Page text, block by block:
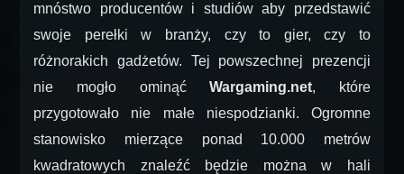
mnóstwo producentów i studiów aby przedstawić
swoje perełki w branży, czy to gier, czy to
różnorakich gadżetów. Tej powszechnej prezencji
nie mogło ominąćWargaming.net, które
przygotowało nie małe niespodzianki. Ogromne
stanowisko mierzące ponad 10.000 metrów
kwadratowych znaleźć będzie można w hali